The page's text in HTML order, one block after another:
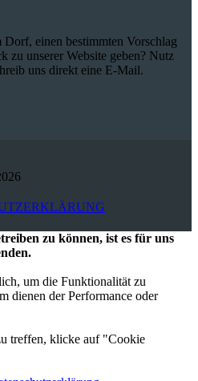
Dorf, einen bestimmten Vorschlag
zu unserer Website geben? Nutz
uns direkt eine E-Mail.
zu können, ist es für uns
um die Funktionalität zu
dienen der Performance oder
treffen, klicke auf "Cookie